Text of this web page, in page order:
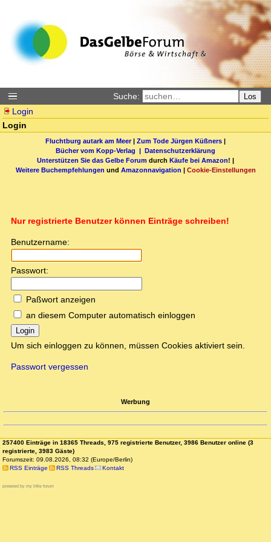
Suche: Los
Login
Login
Fluchtburg autark am Meer| Zum Tode Jürgen Küßners |
Bücher vom Kopp-Verlag | Datenschutzerklärung
Unterstützen Sie das Gelbe Forum durch Käufe bei Amazon! |
Weitere Buchempfehlungen und Amazonnavigation | Cookie-Einstellungen
Nur registrierte Benutzer können Einträge schreiben!
Benutzername:
Passwort:
Paßwort anzeigen
an diesem Computer automatisch einloggen
Login
Um sich einloggen zu können, müssen Cookies aktiviert sein.
Passwort vergessen
Werbung
257400 Einträge in 18365 Threads, 975 registrierte Benutzer, 3986 Benutzer online (3
registrierte, 3983 Gäste)
Forumszeit: 09.08.2026, 08:32 (Europe/Berlin)
RSS Einträge
RSS Threads Kontakt
powered by my little forum